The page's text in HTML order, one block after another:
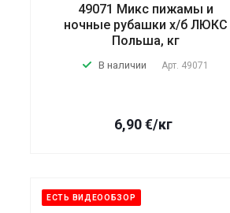
49071 Микс пижамы и
ночные рубашки х/б ЛЮКС
Польша, кг
В наличии Арт. 49071
6,90€/кг
ЕСТЬ ВИДЕООБЗОР